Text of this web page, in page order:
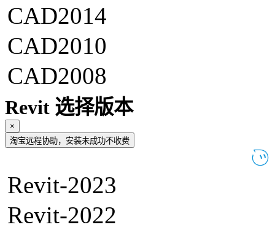
CAD2014
CAD2010
CAD2008
Revit 选择版本
×
淘宝远程协助，安装未成功不收费
Revit-2023
Revit-2022